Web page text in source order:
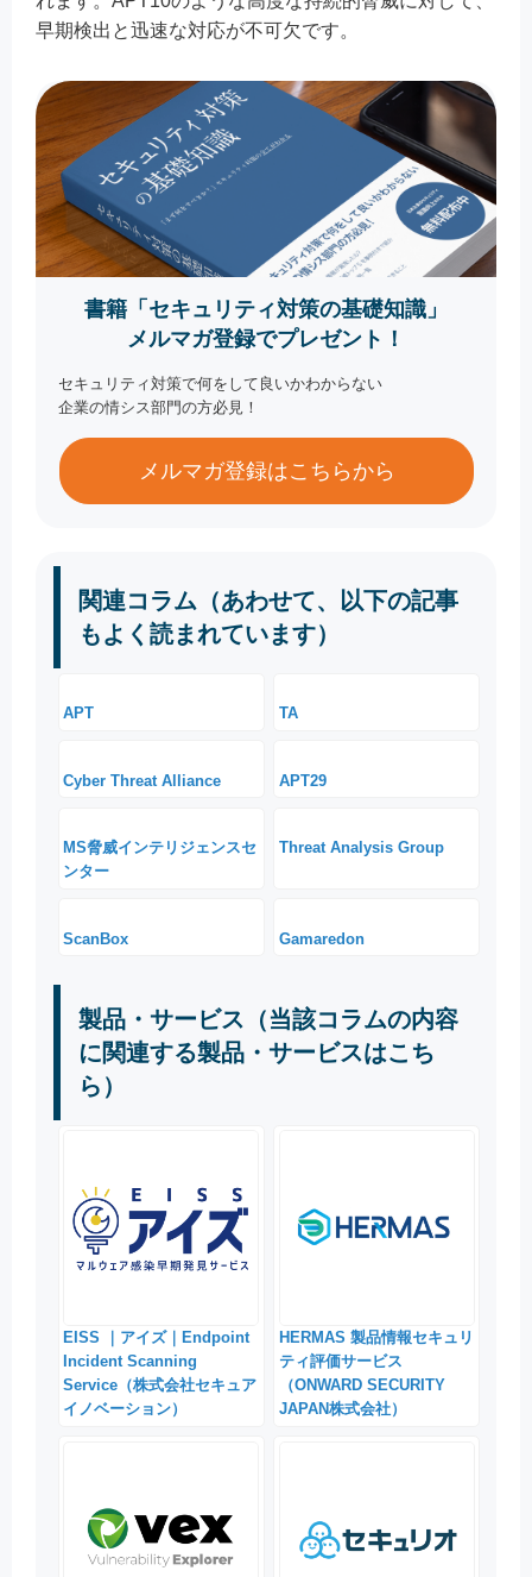
早期検出と迅速な対応が不可欠です。
書籍「セキュリティ対策の基礎知識」
メルマガ登録でプレゼント！
セキュリティ対策で何をして良いかわからない
企業の情シス部門の方必見！
メルマガ登録はこちらから
関連コラム（あわせて、以下の記事
もよく読まれています）
APT TA
Cyber Threat Alliance APT29
MS脅威インテリジェンスセ
ンター
Threat Analysis Group
ScanBox Gamaredon
製品・サービス（当該コラムの内容
に関連する製品・サービスはこち
ら）
EISS ｜アイズ｜Endpoint
Incident Scanning
Service（株式会社セキュア
イノベーション）
HERMAS 製品情報セキュリ
ティ評価サービス
（ONWARD SECURITY
JAPAN株式会社）